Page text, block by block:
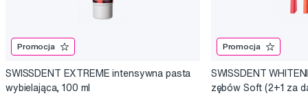
Promocja
SWISSDENT EXTREME intensywna pasta
wybielająca, 100 ml
Promocja
SWISSDENT
zębów Soft (2+1 za